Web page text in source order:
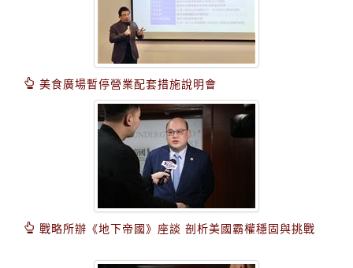
美食廣場暫停營業配套措施說明會
戰略所辦《地下帝國》座談 剖析美國霸權穩固與挑戰